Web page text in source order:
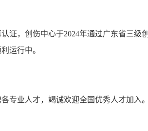
证，创伤中心于2024年通过广东省三级创
运行中。
专业人才，竭诚欢迎全国优秀人才加入。